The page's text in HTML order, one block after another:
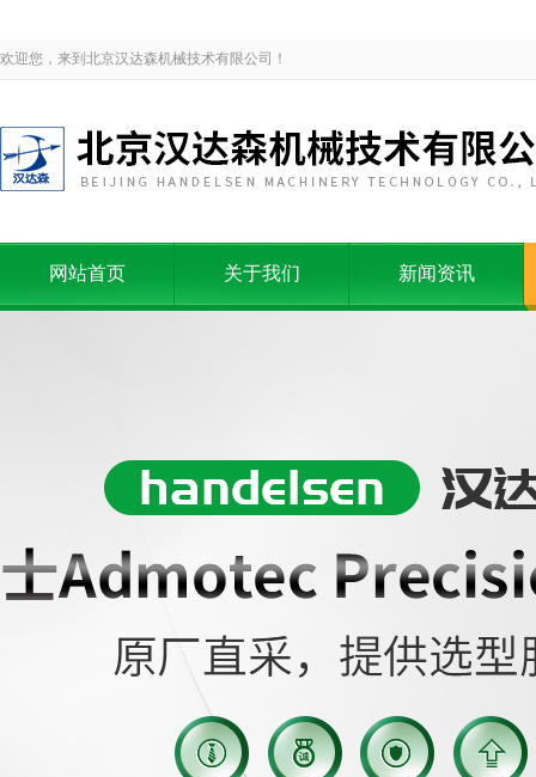
欢迎您，来到北京汉达森机械技术有限公司！
网站首页 关于我们 新闻资讯